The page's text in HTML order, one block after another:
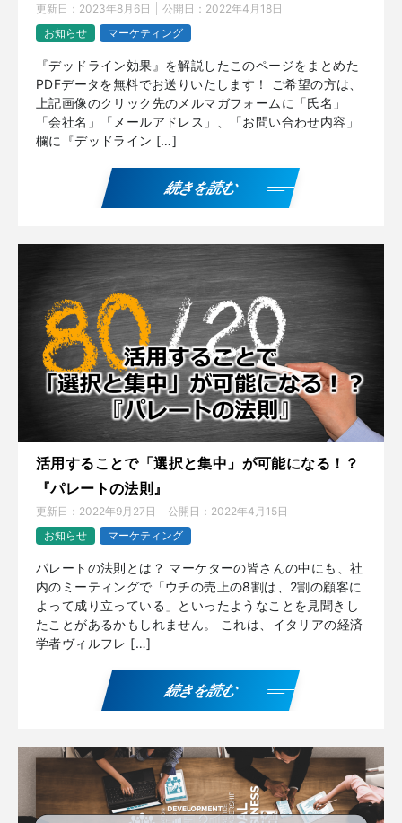
更新日： 2023年8月6日 公開日： 2022年4月18日
お知らせ
マーケティング
『デッドライン効果』を解説したこのページをまとめた
PDFデータを無料でお送りいたします！ ご希望の方は、
上記画像のクリック先のメルマガフォームに「氏名」
「会社名」「メールアドレス」、「お問い合わせ内容」
欄に『デッドライン […]
続きを読む
活用することで「選択と集中」が可能になる！？
『パレートの法則』
更新日： 2022年9月27日 公開日： 2022年4月15日
お知らせ
マーケティング
パレートの法則とは？ マーケターの皆さんの中にも、社
内のミーティングで「ウチの売上の8割は、2割の顧客に
よって成り立っている」といったようなことを見聞きし
たことがあるかもしれません。 これは、イタリアの経済
学者ヴィルフレ […]
続きを読む